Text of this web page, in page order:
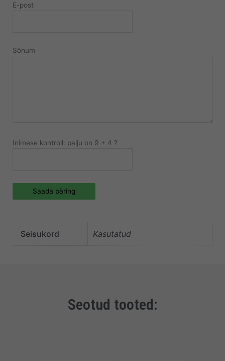
E-post
Sõnum
Inimese kontroll: palju on 9 + 4 ?
Saada päring
Seisukord Kasutatud
Seotud tooted: